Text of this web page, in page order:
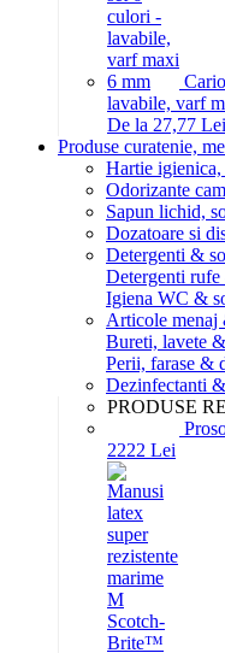
lavabile, varf
De la 27,77 Lei
Produse curatenie,
Hartie igienica,
Odorizante
Sapun lichid,
Dozatoare si
Detergenti &
Detergenti rufe
Igiena WC &
Articole menaj
Bureti, lavete
Perii, farase &
Dezinfectanti
PRODUSE
2222 Lei